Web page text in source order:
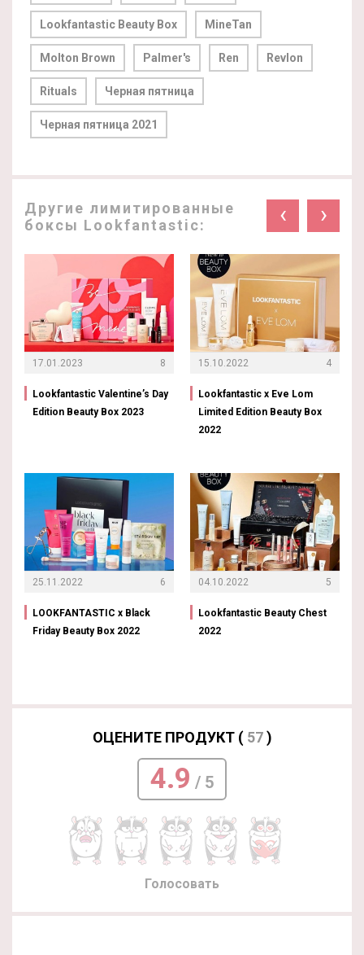
Lookfantastic Beauty Box MineTan
Molton Brown Palmer's Ren Revlon
Rituals Черная пятница
Черная пятница 2021
Другие лимитированные
боксы Lookfantastic:
‹ ›
17.01.2023 8
Lookfantastic Valentine’s Day
Edition Beauty Box 2023
25.11.2022 6
LOOKFANTASTIC x Black
Friday Beauty Box 2022
15.10.2022 4
Lookfantastic x Eve Lom
Limited Edition Beauty Box
2022
04.10.2022 5
Lookfantastic Beauty Chest
2022
ОЦЕНИТЕ ПРОДУКТ ( 57)
4.9 / 5
Голосовать